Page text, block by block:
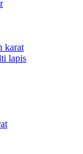
karat
lapis